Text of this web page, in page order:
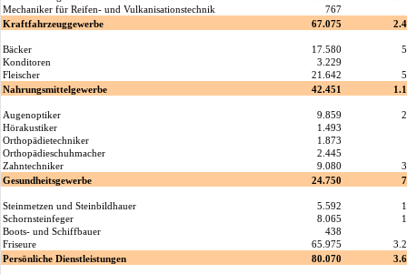
Mechaniker für Reifen- und Vulkanisationstechnik
767
Kraftfahrzeuggewerbe
67.075
Bäcker 17.580
Konditoren
3.229
Fleischer
21.642
Nahrungsmittelgewerbe
42.451
Augenoptiker 9.859
Hörakustiker
1.493
Orthopädietechniker
1.873
Orthopädieschuhmacher
2.445
Zahntechniker
9.080
Gesundheitsgewerbe
24.750
Steinmetzen und Steinbildhauer 5.592
Schornsteinfeger
8.065
Boots- und Schiffbauer
438
Friseure
65.975
Persönliche Dienstleistungen
80.070